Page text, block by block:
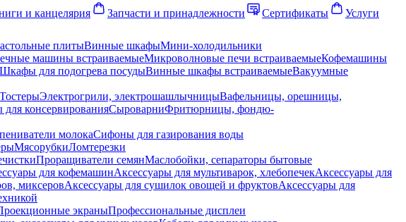
и канцелярия Запчасти и принадлежности Сертификаты
Услуги
плитыВинные шкафыМини-холодильники
машины встраиваемыеМикроволновые печи встраиваемыеКофемашины
Шкафы для подогрева посудыВинные шкафы встраиваемыеВакуумные
ТостерыЭлектрогрили, электрошашлычницыВафельницы, орешницы,
для консервированияСыроварниФритюрницы, фондю-
молокаСифоны для газирования воды
МясорубкиЛомтерезки
Проращиватели семянМаслобойки, сепараторы бытовые
для кофемашинАксессуары для мультиварок, хлебопечекАксессуары для
миксеровАксессуары для сушилок овощей и фруктовАксессуары для
экраныПрофессиональные дисплеи